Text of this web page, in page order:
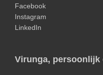
Facebook
Instagram
LinkedIn
Virunga, persoonlijk